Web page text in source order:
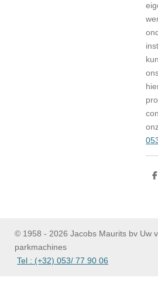
D
© 1958 - 2026 Jacobs Maurits bv Uw
Tel : (+32) 053/ 77 90 06